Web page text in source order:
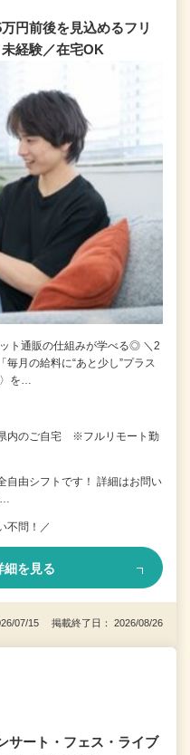
円前後を見込めるフリ
経験／在宅OK
ト通販の仕組みが学べる◎ ＼2
月の給料に“あと少し”プラス
を…
内のご自宅 ※フルリモート勤
自由シフトです！ 詳細はお問い
…
不問！／
細を見る
07/15 掲載終了日： 2026/08/26
サート・フェス・ライブ